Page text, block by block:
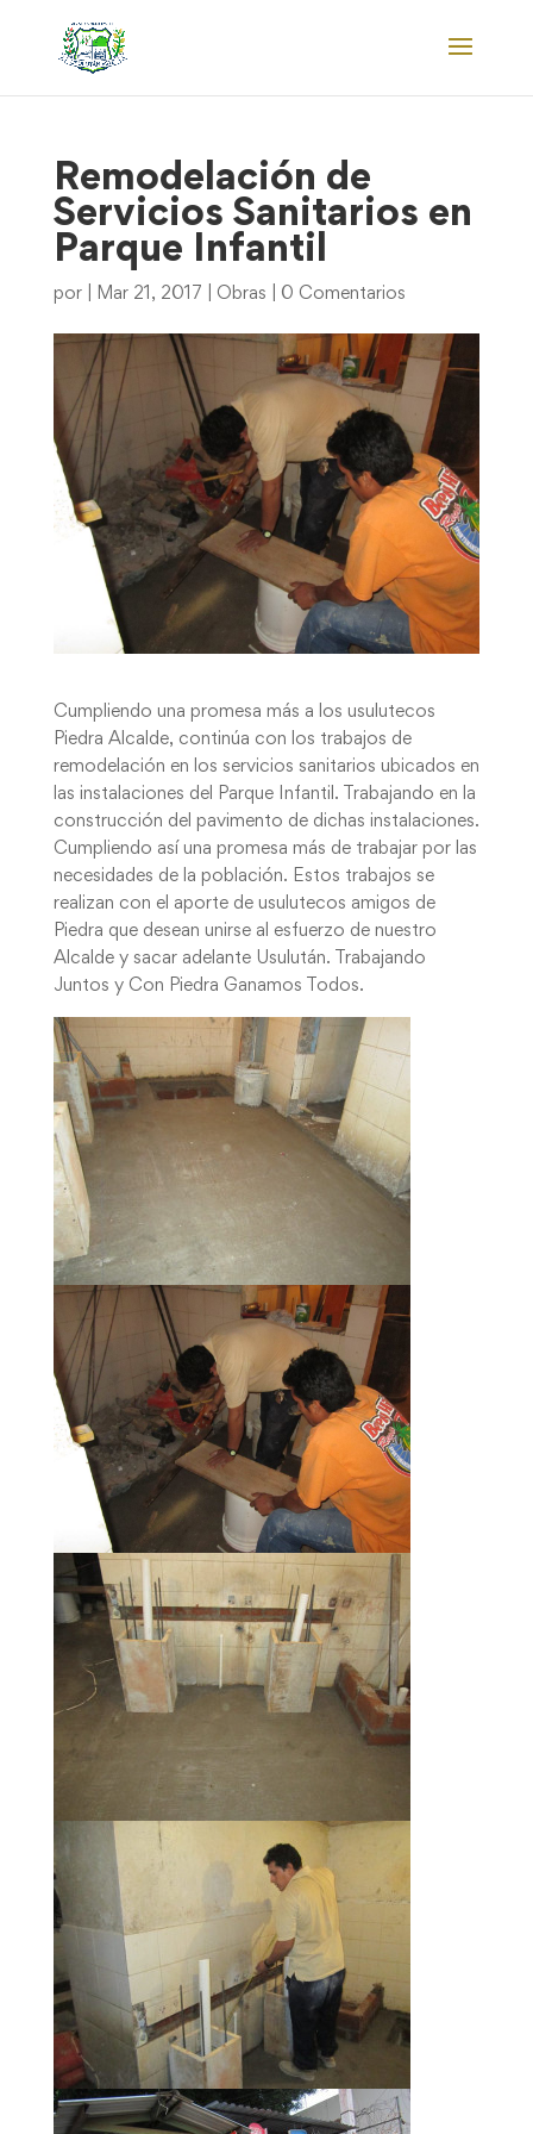
Remodelación de
Servicios Sanitarios en
Parque Infantil
por Mar 21, 2017 Obras 0 Comentarios
Cumpliendo una promesa más a los usulutecos
Piedra Alcalde, continúa con los trabajos de
remodelación en los servicios sanitarios ubicados en
las instalaciones del Parque Infantil. Trabajando en la
construcción del pavimento de dichas instalaciones.
Cumpliendo así una promesa más de trabajar por las
necesidades de la población. Estos trabajos se
realizan con el aporte de usulutecos amigos de
Piedra que desean unirse al esfuerzo de nuestro
Alcalde y sacar adelante Usulután. Trabajando
Juntos y Con Piedra Ganamos Todos.